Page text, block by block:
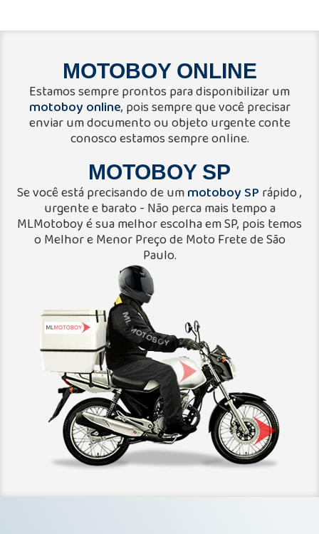
MOTOBOY ONLINE
Estamos sempre prontos para disponibilizar um
motoboy online, pois sempre que você precisar
enviar um documento ou objeto urgente conte
conosco estamos sempre online.
MOTOBOY SP
Se você está precisando de ummotoboy SP rápido ,
urgente e barato - Não perca mais tempo a
MLMotoboy é sua melhor escolha em SP, pois temos
o Melhor e Menor Preço de Moto Frete de São
Paulo.